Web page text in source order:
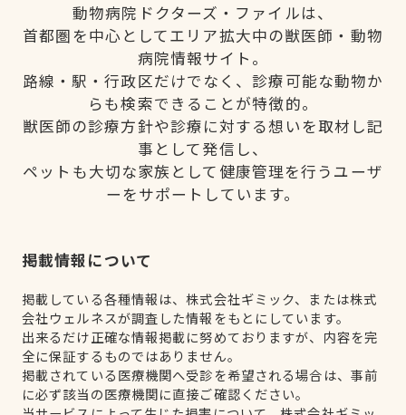
動物病院ドクターズ・ファイルは、
首都圏を中心としてエリア拡大中の獣医師・動物
病院情報サイト。
路線・駅・行政区だけでなく、診療可能な動物か
らも検索できることが特徴的。
獣医師の診療方針や診療に対する想いを取材し記
事として発信し、
ペットも大切な家族として健康管理を行うユーザ
ーをサポートしています。
掲載情報について
掲載している各種情報は、株式会社ギミック、または株式
会社ウェルネスが調査した情報をもとにしています。
出来るだけ正確な情報掲載に努めておりますが、内容を完
全に保証するものではありません。
掲載されている医療機関へ受診を希望される場合は、事前
に必ず該当の医療機関に直接ご確認ください。